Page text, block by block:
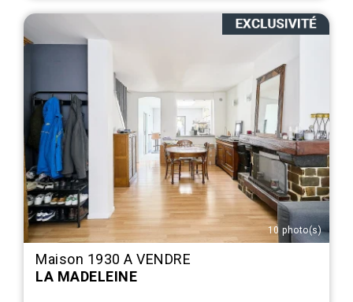
10 photo(s)
Maison 1930 A VENDRE
LA MADELEINE